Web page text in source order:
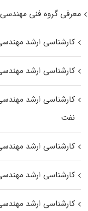
معرفی گروه فنی
کارشناسی ارشد
کارشناسی ارشد
کارشناسی ارشد
نفت
کارشناسی ارشد
کارشناسی ارشد
کارشناسی ارشد